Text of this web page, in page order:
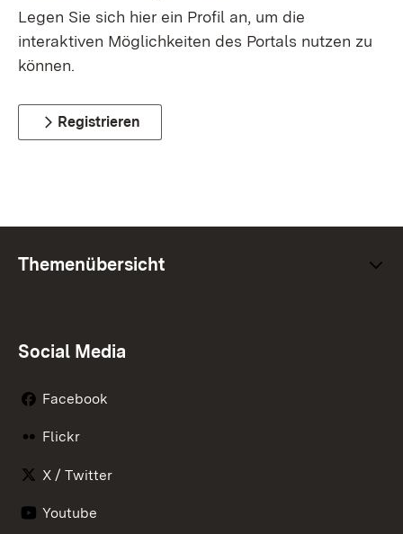
Legen Sie sich hier ein Profil an, um die
interaktiven Möglichkeiten des Portals nutzen zu
können.
Registrieren
Themenübersicht
Social Media
Facebook
Flickr
X / Twitter
Youtube